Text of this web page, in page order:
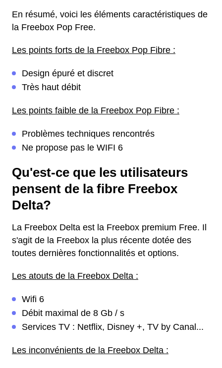
En résumé, voici les éléments caractéristiques de
la Freebox Pop Free.
Les points forts de la Freebox Pop Fibre :
Design épuré et discret
Très haut débit
Les points faible de la Freebox Pop Fibre :
Problèmes techniques rencontrés
Ne propose pas le WIFI 6
Qu'est-ce que les utilisateurs
pensent de la fibre Freebox
Delta?
La Freebox Delta est la Freebox premium Free. Il
s'agit de la Freebox la plus récente dotée des
toutes dernières fonctionnalités et options.
Les atouts de la Freebox Delta :
Wifi 6
Débit maximal de 8 Gb / s
Services TV : Netflix, Disney +, TV by Canal...
Les inconvénients de la Freebox Delta :